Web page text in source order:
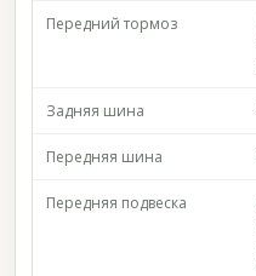
Передний тормоз
Задняя шина
Передняя шина
Передняя подвеска